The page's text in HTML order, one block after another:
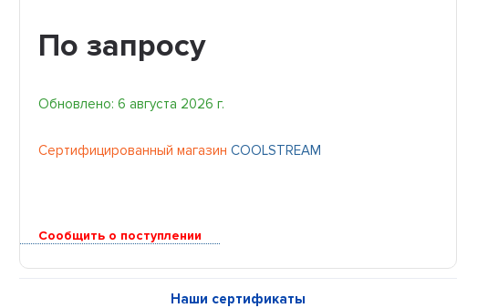
По запросу
Обновлено: 6 августа 2026 г.
Сертифицированный магазин COOLSTREAM
Сообщить о поступлении
Наши сертификаты